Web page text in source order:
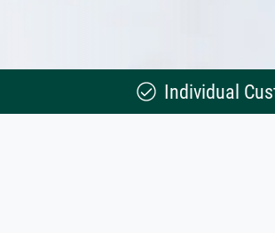
Individual